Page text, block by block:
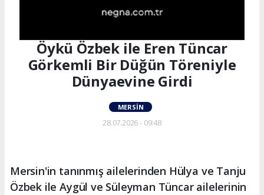
Öykü Özbek ile Eren Tüncar
Görkemli Bir Düğün Töreniyle
Dünyaevine Girdi
MERSIN
28.07.2026 - 09:48
Mersin'in tanınmış ailelerinden Hülya ve Tanju
Özbek ile Aygül ve Süleyman Tüncar ailelerinin